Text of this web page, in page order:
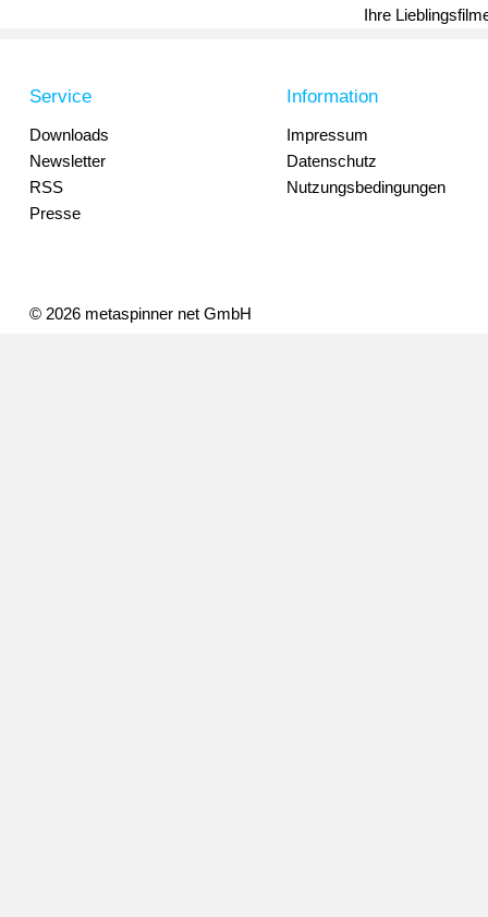
Ihre
Service
Downloads
Newsletter
RSS
Presse
Information
Impressum
Datenschutz
Nutzungsbedingungen
© 2026 metaspinner net GmbH